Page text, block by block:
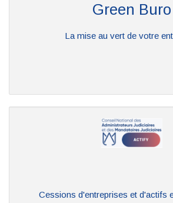
Green Buro
La mise au vert de votre
Cessions d'entreprises et d'actifs